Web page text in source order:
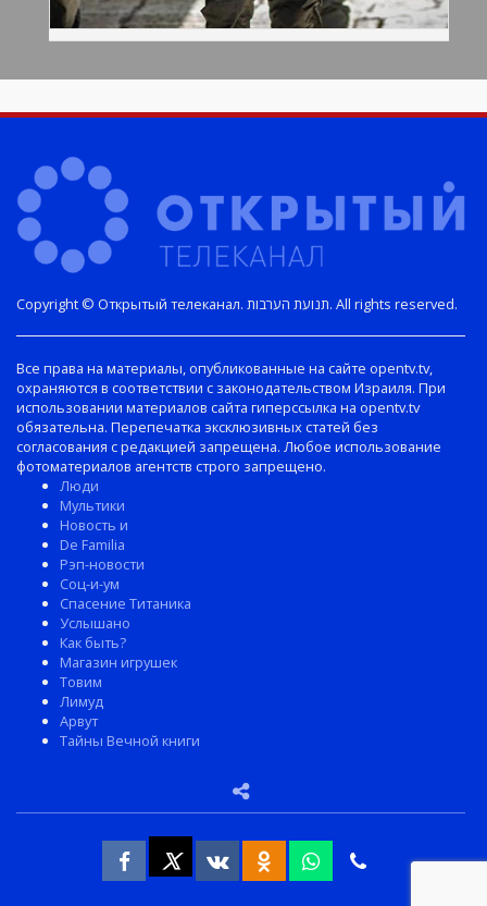
Copyright © Открытый телеканал. תנועת הערבות. All rights reserved.
Все права на материалы, опубликованные на сайте opentv.tv,
охраняются в соответствии с законодательством Израиля. При
использовании материалов сайта гиперссылка на opentv.tv
обязательна. Перепечатка эксклюзивных статей без
согласования с редакцией запрещена. Любое использование
фотоматериалов агентств строго запрещено.
Люди
Мультики
Новость и
De Familia
Рэп-новости
Соц-и-ум
Спасение Титаника
Услышано
Как быть?
Магазин игрушек
Товим
Лимуд
Арвут
Тайны Вечной книги